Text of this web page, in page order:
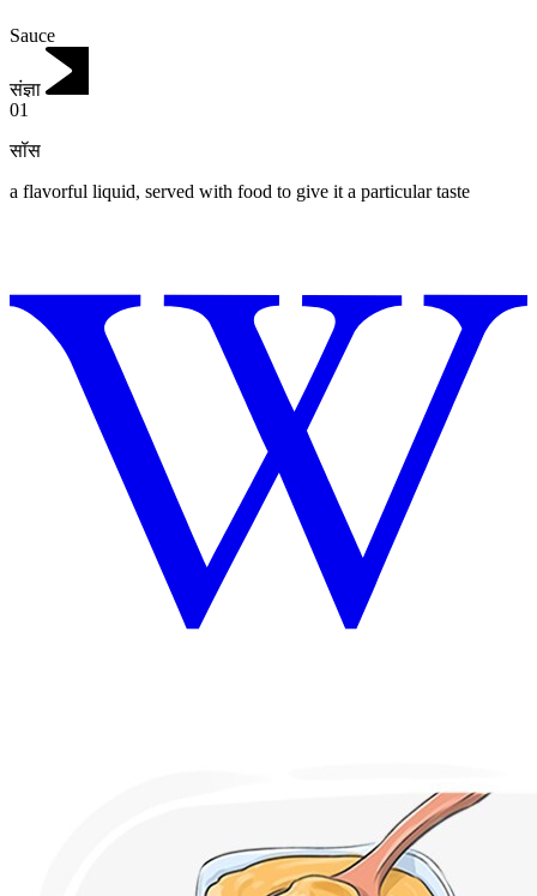
Sauce
संज्ञा
01
सॉस
a flavorful liquid, served with food to give it a particular taste